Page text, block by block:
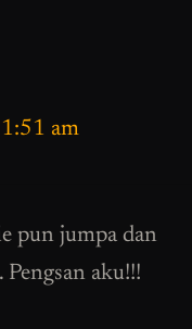
am
pun jumpa dan
aku!!!